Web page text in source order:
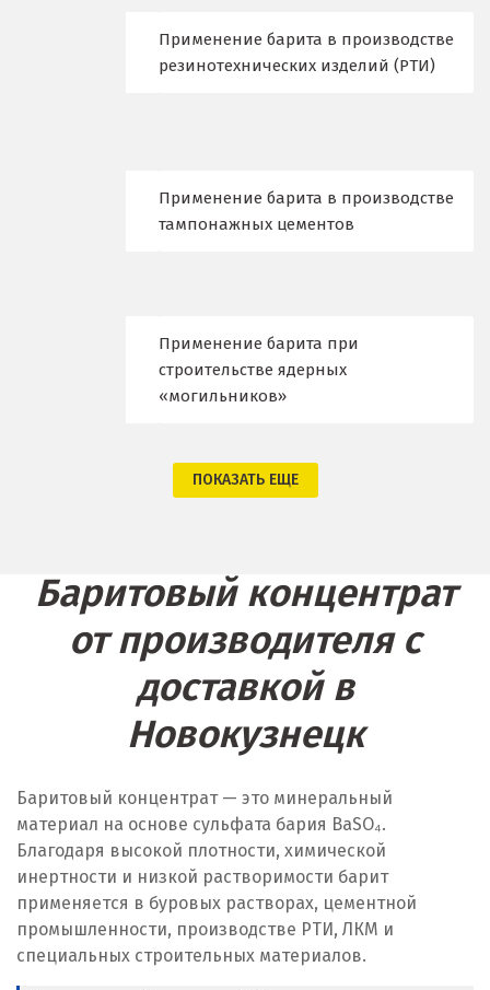
Верхняя Пышма
Дмитров
Долгопрудный
Домодедово
Егорьевск
Екатеринбург
Еленинка
Применение барита в производстве
резинотехнических изделий (РТИ)
Применение барита в производстве
тампонажных цементов
Применение барита при
строительстве ядерных
«могильников»
ПОКАЗАТЬ ЕЩЕ
Баритовый концентрат
от производителя с
доставкой в
Новокузнецк
Баритовый концентрат — это минеральный
материал на основе сульфата бария BaSO₄.
Благодаря высокой плотности, химической
инертности и низкой растворимости барит
применяется в буровых растворах, цементной
промышленности, производстве РТИ, ЛКМ и
специальных строительных материалов.